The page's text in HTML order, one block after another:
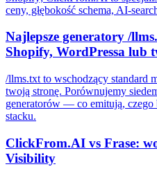
ceny, głębokość schema, AI-
Najlepsze generatory /
Shopify, WordPressa lub
/llms.txt to wschodzący standard
twoją stronę. Porównujemy
generatorów — co emitują,
stacku.
ClickFrom.AI vs Frase:
Visibility